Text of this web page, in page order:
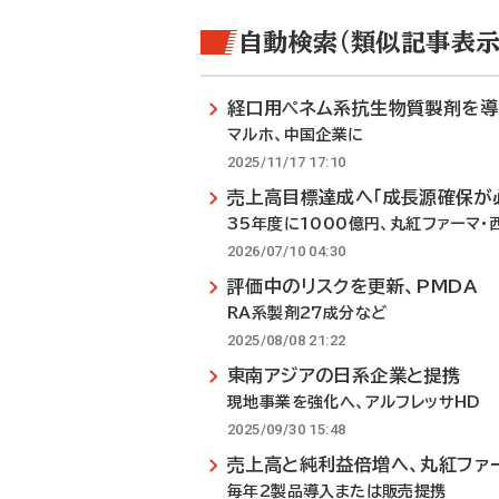
自動検索（類似記事表示
経口用ペネム系抗生物質製剤を
マルホ、中国企業に
2025/11/17 17:10
売上高目標達成へ「成長源確保が
35年度に1000億円、丸紅ファーマ・
2026/07/10 04:30
評価中のリスクを更新、PMDA
RA系製剤27成分など
2025/08/08 21:22
東南アジアの日系企業と提携
現地事業を強化へ、アルフレッサHD
2025/09/30 15:48
売上高と純利益倍増へ、丸紅ファ
毎年2製品導入または販売提携